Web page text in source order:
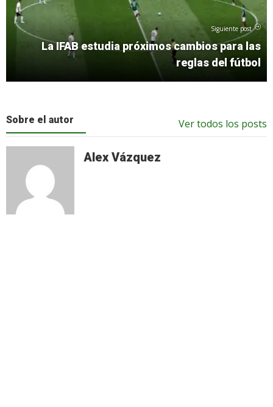
Siguiente post
La IFAB estudia próximos cambios para las
reglas del fútbol
Sobre el autor Ver todos los posts
Alex Vázquez